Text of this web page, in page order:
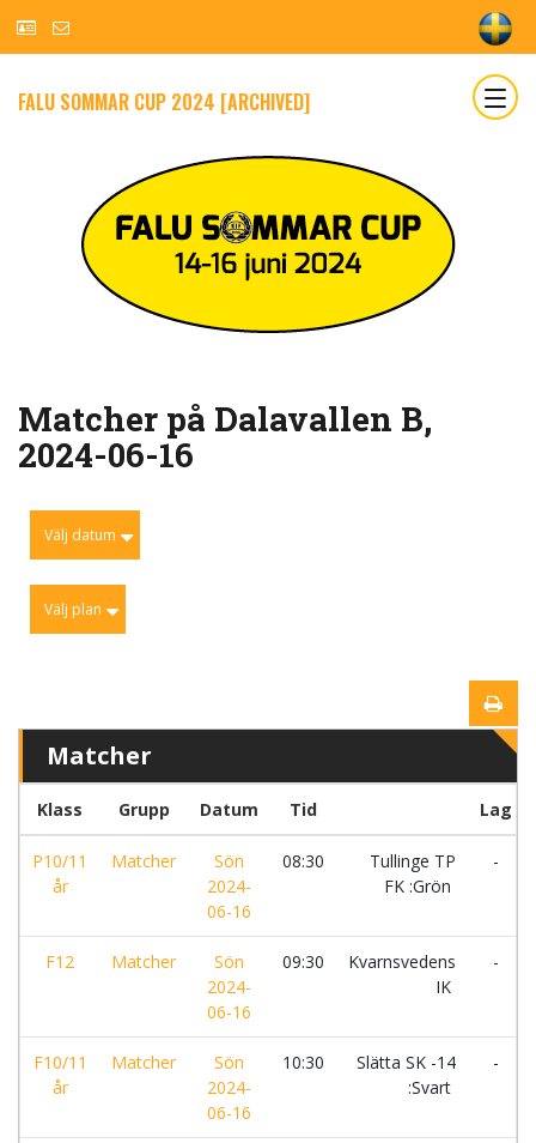
FALU SOMMAR CUP 2024 [ARCHIVED]
Matcher på Dalavallen B,
2024-06-16
Välj datum
Välj plan
Matcher
Klass Grupp Datum Tid Lag
P10/11
år
Matcher
Sön
2024-
06-16
08:30
Tullinge TP
FK :Grön
-
F12 Matcher
Sön
2024-
06-16
09:30
Kvarnsvedens
IK
-
F10/11
år
Matcher
Sön
2024-
06-16
10:30
Slätta SK -14
:Svart
-